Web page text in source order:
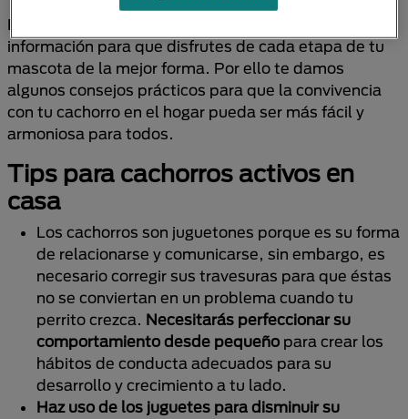
En Purina® queremos acompañarte con consejos e
información para que disfrutes de cada etapa de tu
mascota de la mejor forma. Por ello te damos
algunos consejos prácticos para que la convivencia
con tu cachorro en el hogar pueda ser más fácil y
armoniosa para todos.
Tips para cachorros activos en
casa
Los cachorros son juguetones porque es su forma
de relacionarse y comunicarse, sin embargo, es
necesario corregir sus travesuras para que éstas
no se conviertan en un problema cuando tu
perrito crezca. Necesitarás perfeccionar su
comportamiento desde pequeño para crear los
hábitos de conducta adecuados para su
desarrollo y crecimiento a tu lado.
Haz uso de los juguetes para disminuir su